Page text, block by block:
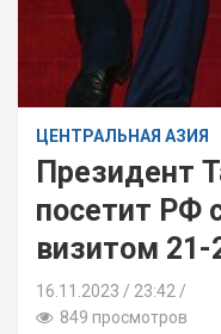
ЦЕНТРАЛЬНАЯ АЗИЯ
Президент
посетит РФ
визитом 21-
16.11.2023
23:42 /
849 просмотров